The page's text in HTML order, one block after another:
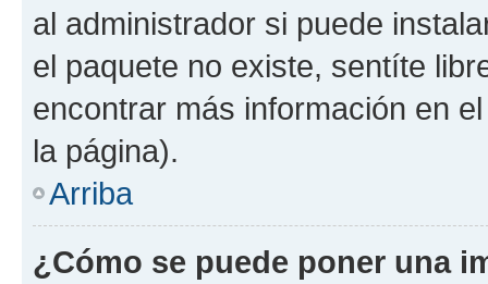
al administrador si puede
el paquete no existe, sentíte
encontrar más información en
la página).
Arriba
¿Cómo se puede poner una